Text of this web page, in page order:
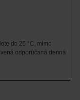
do 25 °C, mimo
odporúčaná denná